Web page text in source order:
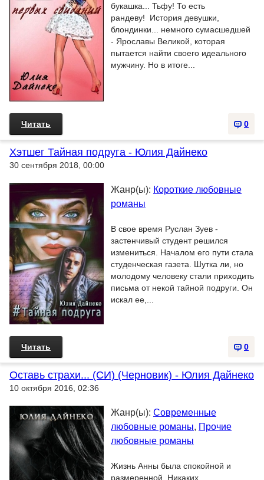
букашка... Тьфу! То есть
рандеву! История девушки,
блондинки... немного сумасшедшей
- Ярославы Великой, которая
пытается найти своего идеального
мужчину. Но в итоге...
0
Читать
Хэтшег Тайная подруга - Юлия Дайнеко
30 сентября 2018, 00:00
Жанр(ы): Короткие любовные
романы
В свое время Руслан Зуев -
застенчивый студент решился
измениться. Началом его пути стала
студенческая газета. Шутка ли, но
молодому человеку стали приходить
письма от некой тайной подруги. Он
искал ее,...
0
Читать
Оставь страхи... (СИ) (Черновик) - Юлия Дайнеко
10 октября 2016, 02:36
Жанр(ы): Современные
любовные романы, Прочие
любовные романы
Жизнь Анны была спокойной и
размеренной. Никаких